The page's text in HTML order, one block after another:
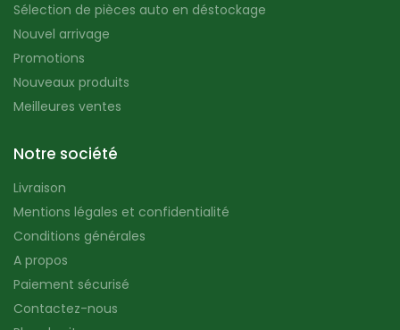
Sélection de pièces auto en déstockage
Nouvel arrivage
Promotions
Nouveaux produits
Meilleures ventes
Notre société
Livraison
Mentions légales et confidentialité
Conditions générales
A propos
Paiement sécurisé
Contactez-nous